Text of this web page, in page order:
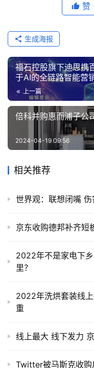
赞
生成海报
福石控股旗下迪思携
于AI的全链路智能营
上一篇
倍科并购惠而浦子公
2024-04-19 09:56
相关推荐
世界观：联想闭嘴 伤
京东收购德邦补齐短
2022年不是家电下
里？
2022年洗烘套装线
重
线上最大 线下发力
Twitter被马斯克收购